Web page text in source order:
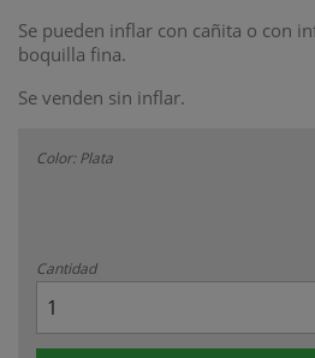
Se pueden inflar con cañita o con
boquilla fina.
Se venden sin inflar.
Color: Plata
Cantidad